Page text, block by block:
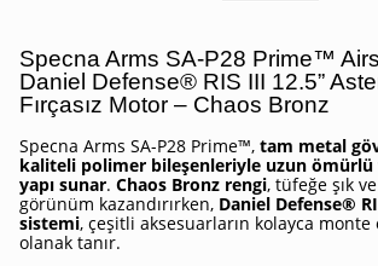
Specna Arms SA-P28 Prime™
Daniel Defense® RIS III 12.5”
Fırçasız Motor – Chaos Bronz
Specna Arms SA-P28 Prime™, tam metal
kaliteli polimer bileşenleriyle uzun ömürlü
yapı sunar. Chaos Bronz rengi, tüfeğe şık
görünüm kazandırırken, Daniel Defense®
sistemi, çeşitli aksesuarların kolayca
olanak tanır.